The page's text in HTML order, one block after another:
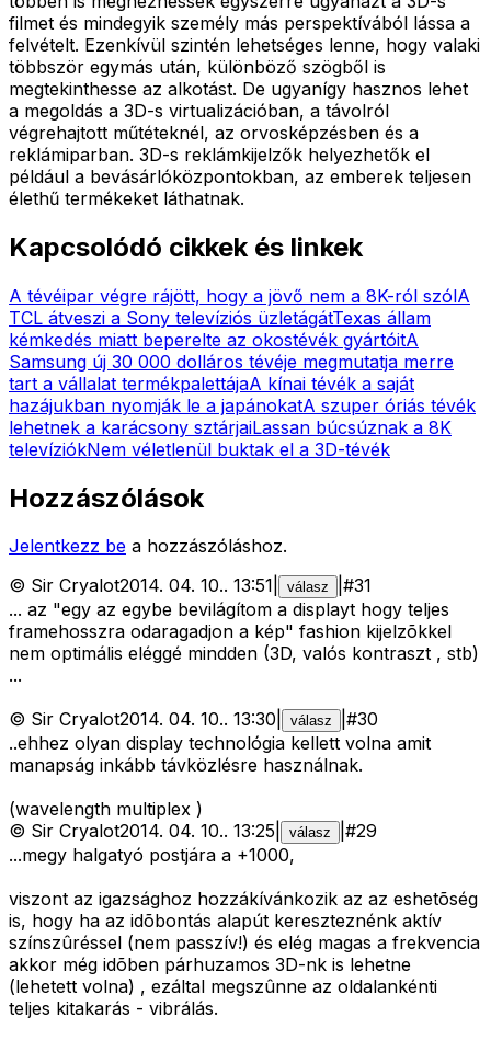
filmet és mindegyik személy más perspektívából lássa a
felvételt. Ezenkívül szintén lehetséges lenne, hogy valaki
többször egymás után, különböző szögből is
megtekinthesse az alkotást. De ugyanígy hasznos lehet
a megoldás a 3D-s virtualizációban, a távolról
végrehajtott műtéteknél, az orvosképzésben és a
reklámiparban. 3D-s reklámkijelzők helyezhetők el
például a bevásárlóközpontokban, az emberek teljesen
élethű termékeket láthatnak.
Kapcsolódó cikkek és linkek
A tévéipar végre rájött, hogy a jövő nem a 8K-ról szólA
TCL átveszi a Sony televíziós üzletágátTexas állam
kémkedés miatt beperelte az okostévék gyártóitA
Samsung új 30 000 dolláros tévéje megmutatja merre
tart a vállalat termékpalettájaA kínai tévék a saját
hazájukban nyomják le a japánokatA szuper óriás tévék
lehetnek a karácsony sztárjaiLassan búcsúznak a 8K
televíziókNem véletlenül buktak el a 3D-tévék
Hozzászólások
Jelentkezz be a hozzászóláshoz.
© Sir Cryalot2014. 04. 10.. 13:51 válasz #31
... az "egy az egybe bevilágítom a displayt hogy teljes
framehosszra odaragadjon a kép" fashion kijelzõkkel
nem optimális eléggé mindden (3D, valós kontraszt , stb)
...
© Sir Cryalot2014. 04. 10.. 13:30 válasz #30
..ehhez olyan display technológia kellett volna amit
manapság inkább távközlésre használnak.
(wavelength multiplex )
© Sir Cryalot2014. 04. 10.. 13:25 válasz #29
...megy halgatyó postjára a +1000,
viszont az igazsághoz hozzákívánkozik az az eshetõség
is, hogy ha az idõbontás alapút kereszteznénk aktív
színszûréssel (nem passzív!) és elég magas a frekvencia
akkor még idõben párhuzamos 3D-nk is lehetne
(lehetett volna) , ezáltal megszûnne az oldalankénti
teljes kitakarás - vibrálás.